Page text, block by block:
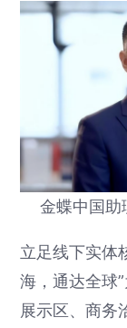
金蝶中国助
立足线下实体
海，通达全球
展示区、商务